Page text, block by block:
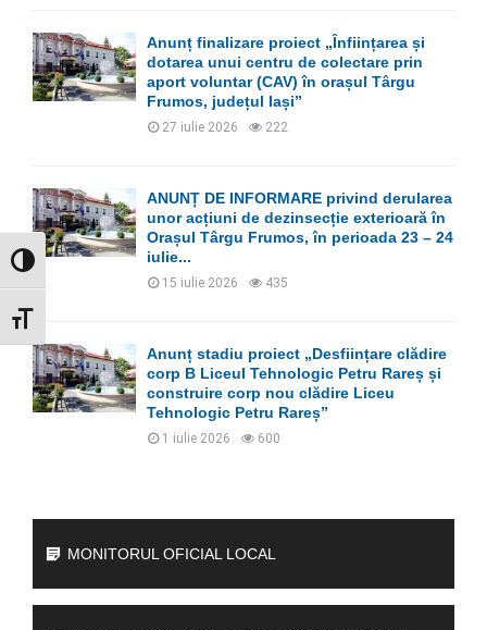
GLISOR NIVEL CONTRAST
GLISOR MĂRIME FONT
Anunț finalizare proiect „Înființarea și
dotarea unui centru de colectare prin
aport voluntar (CAV) în orașul Târgu
Frumos, județul Iași”
27 iulie 2026 222
ANUNȚ DE INFORMARE privind derularea
unor acțiuni de dezinsecție exterioară în
Orașul Târgu Frumos, în perioada 23 – 24
iulie...
15 iulie 2026 435
Anunț stadiu proiect „Desființare clădire
corp B Liceul Tehnologic Petru Rareș și
construire corp nou clădire Liceu
Tehnologic Petru Rareș”
1 iulie 2026 600
MONITORUL OFICIAL LOCAL